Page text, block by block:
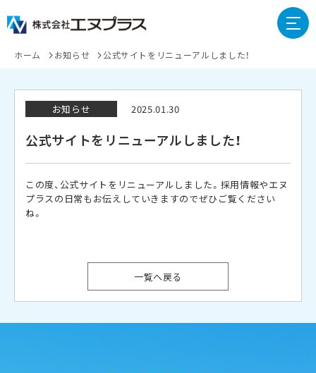
ホーム お知らせ 公式サイトをリニューアルしました！
お知らせ 2025.01.30
公式サイトをリニューアルしました！
この度、公式サイトをリニューアルしました。採用情報やエヌ
プラスの日常もお伝えしていきますのでぜひご覧ください
ね。
一覧へ戻る